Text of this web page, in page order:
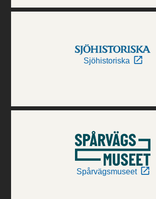
Sjöhistoriska
Spårvägsmuseet